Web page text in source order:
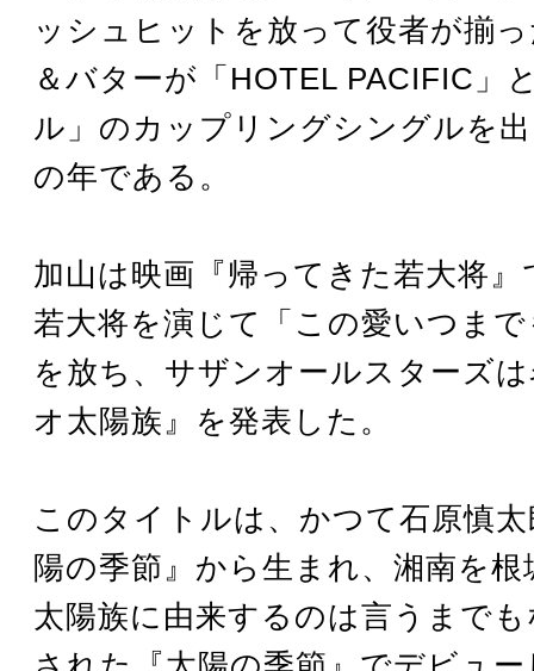
ッシュヒットを放って役者が揃
＆バターが「HOTEL PACIFIC」
ル」のカップリングシングルを
の年である。
加山は映画『帰ってきた若大将
若大将を演じて「この愛いつま
を放ち、サザンオールスターズ
オ太陽族』を発表した。
このタイトルは、かつて石原慎
陽の季節』から生まれ、湘南を
太陽族に由来するのは言うまで